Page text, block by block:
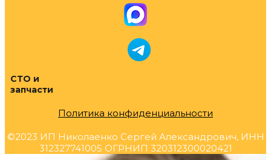
СТО и
запчасти
Политика конфиденциальности
©2023 ИП Николаенко Сергей Александрович, ИНН
312327741005 ОГРНИП 320312300020421